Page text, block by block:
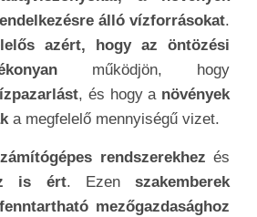
álló vízforrásokat.
azért, hogy az öntözési
működjön, hogy
, és hogy a növények
a megfelelő mennyiségű vizet.
rendszerekhez és
is ért. Ezen szakemberek
mezőgazdasághoz